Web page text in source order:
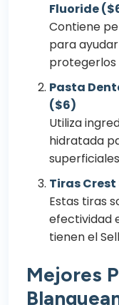
Fluoride
Contiene
para
protegerlos
Pasta
($6)
Utiliza
hidratada
Tiras
Estas tiras
efectividad
tienen el
Mejores